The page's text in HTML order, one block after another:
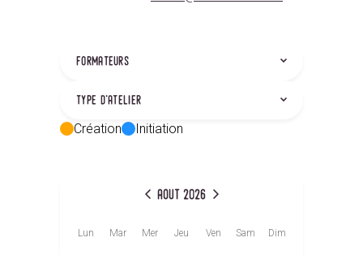
formateurs
type d'atelier
Création Initiation
aout 2026
Lun Mar Mer Jeu Ven Sam Dim